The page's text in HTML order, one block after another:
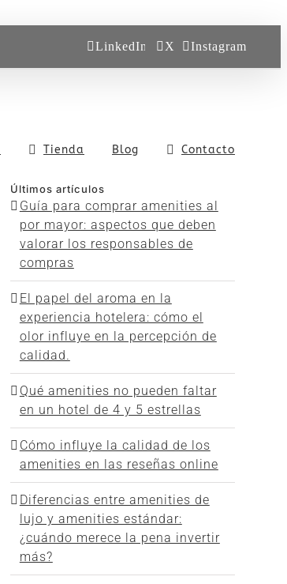
LinkedIn X Instagram
Tienda Blog Contacto
Últimos artículos
Guía para comprar amenities al
por mayor: aspectos que deben
valorar los responsables de
compras
El papel del aroma en la
experiencia hotelera: cómo el
olor influye en la percepción de
calidad.
Qué amenities no pueden faltar
en un hotel de 4 y 5 estrellas
Cómo influye la calidad de los
amenities en las reseñas online
Diferencias entre amenities de
lujo y amenities estándar:
¿cuándo merece la pena invertir
más?